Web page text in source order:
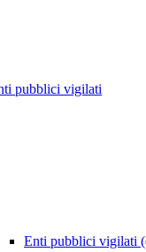
pubblici vigilati
Enti pubblici vigilati